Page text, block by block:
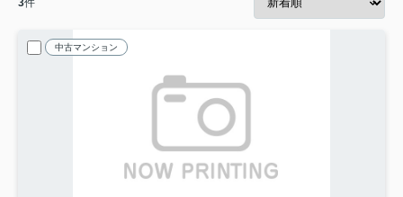
3件
中古マンション